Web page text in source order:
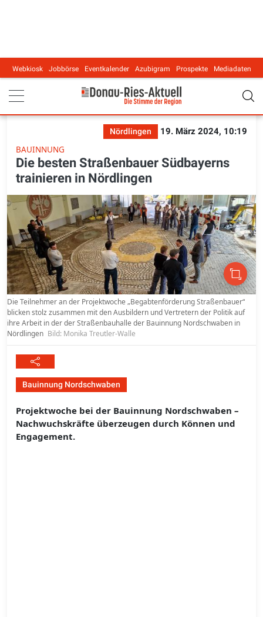
Main navigation
Webkiosk Jobbörse Eventkalender Azubigram Prospekte Mediadaten
Nördlingen
19. März 2024, 10:19
BAUINNUNG
Die besten Straßenbauer Südbayerns
trainieren in Nördlingen
Die Teilnehmer an der Projektwoche „Begabtenförderung Straßenbauer“
blicken stolz zusammen mit den Ausbildern und Vertretern der Politik auf
ihre Arbeit in der der Straßenbauhalle der Bauinnung Nordschwaben in
Nördlingen Bild: Monika Treutler-Walle
Bauinnung Nordschwaben
Projektwoche bei der Bauinnung Nordschwaben –
Nachwuchskräfte überzeugen durch Können und
Engagement.